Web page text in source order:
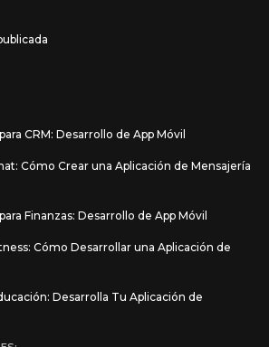
CRM: Desarrollo de App Móvil
Cómo Crear una Aplicación de Mensajería
Finanzas: Desarrollo de App Móvil
Cómo Desarrollar una Aplicación de
Desarrolla Tu Aplicación de